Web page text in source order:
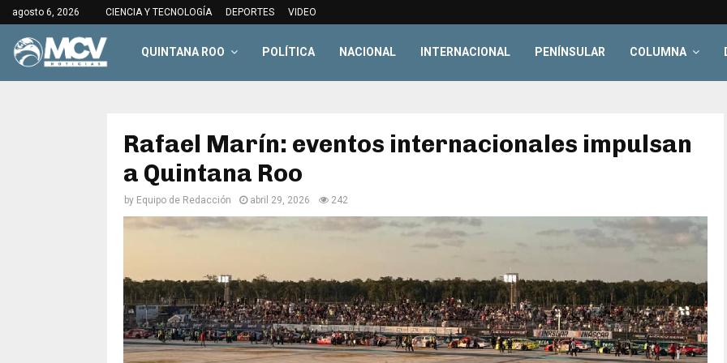
agosto 6, 2026 CIENCIA Y TECNOLOGÍA DEPORTES VIDEO
QUINTANA ROO POLÍTICA NACIONAL INTERNACIONAL PENÍNSULAR COLUMNA
Rafael Marín: eventos internacionales impulsan
a Quintana Roo
by Equipo de Redacción abril 29, 2026 242